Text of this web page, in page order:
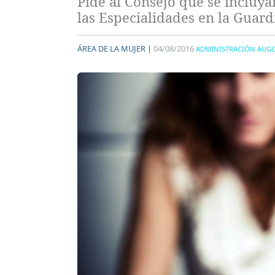
las Especialidades en la
ÁREA DE LA MUJER | 04/08/2016 ADMINISTRACIÓN AUGC